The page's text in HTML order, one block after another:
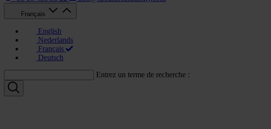
Français
English
Nederlands
Français
Deutsch
Entrez un terme de recherche :